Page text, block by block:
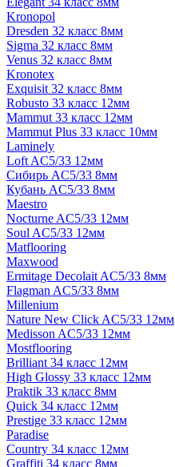
Kronopol
Dresden 32 класс 8мм
Sigma 32 класс 8мм
Venus 32 класс 8мм
Kronotex
Exquisit 32 класс 8мм
Robusto 33 класс 12мм
Mammut 33 класс 12мм
Mammut Plus 33 класс 10мм
Laminely
Loft AC5/33 12мм
Сибирь AC5/33 8мм
Кубань AC5/33 8мм
Maestro
Nocturne AC5/33 12мм
Soul AC5/33 12мм
Matflooring
Maxwood
Ermitage Decolait AC5/33 8мм
Flagman AC5/33 8мм
Millenium
Nature New Click AC5/33 12мм
Medisson AC5/33 12мм
Mostflooring
Brilliant 34 класс 12мм
High Glossy 33 класс 12мм
Praktik 33 класс 8мм
Quick 34 класс 12мм
Prestige 33 класс 12мм
Paradise
Country 34 класс 12мм
Graffiti 34 класс 8мм